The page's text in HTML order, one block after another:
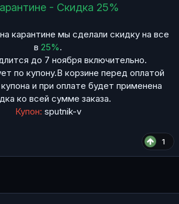
- Скидка 25%
карантине мы сделали скидку на все
в 25%.
до 7 ноября включительно.
по купону.В корзине перед оплатой
и при оплате будет применена
ко всей сумме заказа.
Купон: sputnik-v
1